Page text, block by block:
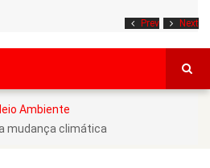
Prev Next
Ambiente
mudança climática